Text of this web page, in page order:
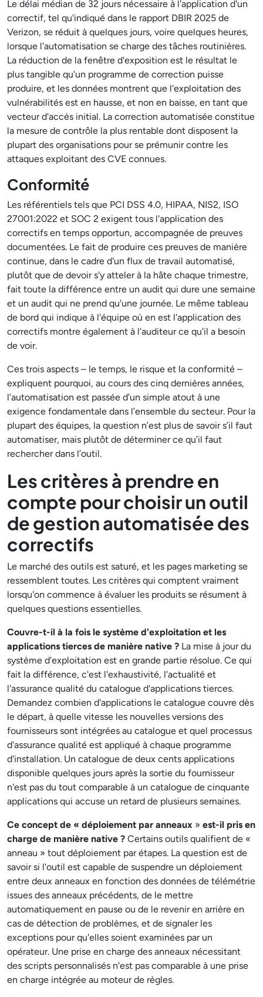
Le délai médian de 32 jours nécessaire à l'application d'un
correctif, tel qu'indiqué dans le rapport DBIR 2025 de
Verizon, se réduit à quelques jours, voire quelques heures,
lorsque l'automatisation se charge des tâches routinières.
La réduction de la fenêtre d'exposition est le résultat le
plus tangible qu'un programme de correction puisse
produire, et les données montrent que l'exploitation des
vulnérabilités est en hausse, et non en baisse, en tant que
vecteur d'accès initial. La correction automatisée constitue
la mesure de contrôle la plus rentable dont disposent la
plupart des organisations pour se prémunir contre les
attaques exploitant des CVE connues.
Conformité
Les référentiels tels que PCI DSS 4.0, HIPAA, NIS2, ISO
27001:2022 et SOC 2 exigent tous l'application des
correctifs en temps opportun, accompagnée de preuves
documentées. Le fait de produire ces preuves de manière
continue, dans le cadre d'un flux de travail automatisé,
plutôt que de devoir s'y atteler à la hâte chaque trimestre,
fait toute la différence entre un audit qui dure une semaine
et un audit qui ne prend qu'une journée. Le même tableau
de bord qui indique à l'équipe où en est l'application des
correctifs montre également à l'auditeur ce qu'il a besoin
de voir.
Ces trois aspects – le temps, le risque et la conformité –
expliquent pourquoi, au cours des cinq dernières années,
l’automatisation est passée d’un simple atout à une
exigence fondamentale dans l’ensemble du secteur. Pour la
plupart des équipes, la question n’est plus de savoir s’il faut
automatiser, mais plutôt de déterminer ce qu’il faut
rechercher dans l’outil.
Les critères à prendre en
compte pour choisir un outil
de gestion automatisée des
correctifs
Le marché des outils est saturé, et les pages marketing se
ressemblent toutes. Les critères qui comptent vraiment
lorsqu'on commence à évaluer les produits se résument à
quelques questions essentielles.
Couvre-t-il à la fois le système d'exploitation et les
applications tierces de manière native ? La mise à jour du
système d'exploitation est en grande partie résolue. Ce qui
fait la différence, c'est l'exhaustivité, l'actualité et
l'assurance qualité du catalogue d'applications tierces.
Demandez combien d'applications le catalogue couvre dès
le départ, à quelle vitesse les nouvelles versions des
fournisseurs sont intégrées au catalogue et quel processus
d'assurance qualité est appliqué à chaque programme
d'installation. Un catalogue de deux cents applications
disponible quelques jours après la sortie du fournisseur
n'est pas du tout comparable à un catalogue de cinquante
applications qui accuse un retard de plusieurs semaines.
Ce concept de « déploiement par anneaux » est-il pris en
charge de manière native ? Certains outils qualifient de «
anneau » tout déploiement par étapes. La question est de
savoir si l'outil est capable de suspendre un déploiement
entre deux anneaux en fonction des données de télémétrie
issues des anneaux précédents, de le mettre
automatiquement en pause ou de le revenir en arrière en
cas de détection de problèmes, et de signaler les
exceptions pour qu'elles soient examinées par un
opérateur. Une prise en charge des anneaux nécessitant
des scripts personnalisés n'est pas comparable à une prise
en charge intégrée au moteur de règles.